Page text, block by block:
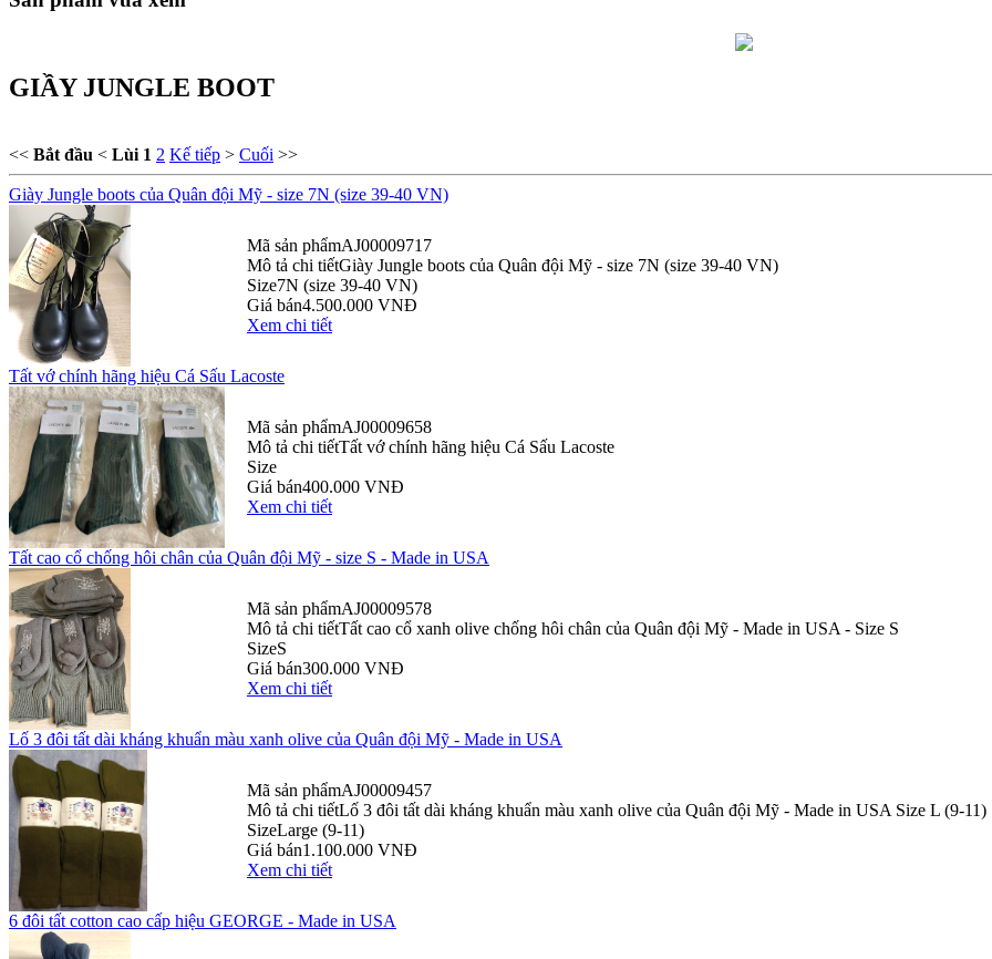
GIẦY JUNGLE BOOT
<< Bắt đầu < Lùi 1 2 Kế tiếp > Cuối >>
Giày Jungle boots của Quân đội Mỹ - size 7N (size 39-40 VN)
Mã sản phẩmAJ00009717
Mô tả chi tiếtGiày Jungle boots của Quân đội Mỹ - size 7N (size 39-40 VN)
Size7N (size 39-40 VN)
Giá bán4.500.000 VNĐ
Xem chi tiết
Tất vớ chính hãng hiệu Cá Sấu Lacoste
Mã sản phẩmAJ00009658
Mô tả chi tiếtTất vớ chính hãng hiệu Cá Sấu Lacoste
Size
Giá bán400.000 VNĐ
Xem chi tiết
Tất cao cổ chống hôi chân của Quân đội Mỹ - size S - Made in USA
Mã sản phẩmAJ00009578
Mô tả chi tiếtTất cao cổ xanh olive chống hôi chân của Quân đội Mỹ - Made in USA - Size S
SizeS
Giá bán300.000 VNĐ
Xem chi tiết
Lố 3 đôi tất dài kháng khuẩn màu xanh olive của Quân đội Mỹ - Made in USA
Mã sản phẩmAJ00009457
Mô tả chi tiếtLố 3 đôi tất dài kháng khuẩn màu xanh olive của Quân đội Mỹ - Made in USA Size L (9-11)
SizeLarge (9-11)
Giá bán1.100.000 VNĐ
Xem chi tiết
6 đôi tất cotton cao cấp hiệu GEORGE - Made in USA